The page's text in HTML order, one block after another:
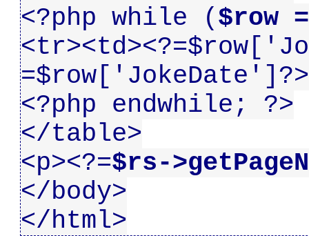
<?php while ($row
<?php endwhile; ?>
</table>
<p><?=$rs-
</body>
</html>